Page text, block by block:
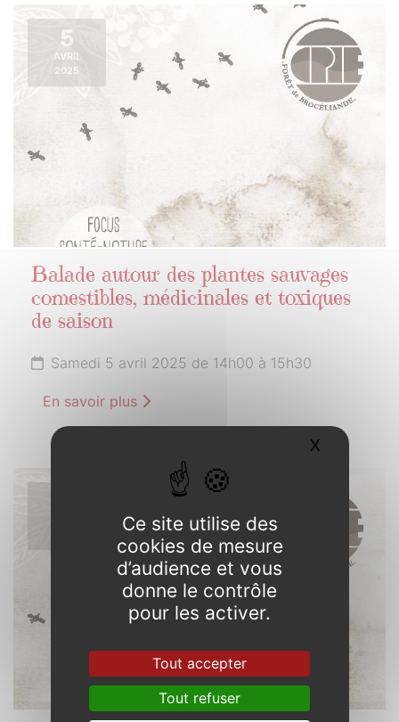
5
AVRIL
2025
Balade autour des plantes sauvages
comestibles, médicinales et toxiques
de saison
Samedi 5 avril 2025 de 14h00 à 15h30
En savoir plus
Ce site utilise des
cookies de mesure
d’audience et vous
donne le contrôle
pour les activer.
Tout accepter
Tout refuser
X Masquer